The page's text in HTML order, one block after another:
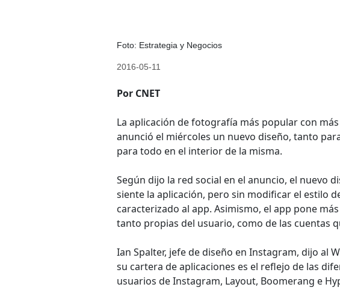
Foto: Estrategia y Negocios
2016-05-11
Por CNET
La aplicación de fotografía más popular con
anunció el miércoles un nuevo diseño, tanto
para todo en el interior de la misma.
Según dijo la red social en el anuncio, el nuevo
siente la aplicación, pero sin modificar el estilo
caracterizado al app. Asimismo, el app pone
tanto propias del usuario, como de las cuentas
Ian Spalter, jefe de diseño en Instagram, dijo al
su cartera de aplicaciones es el reflejo de las
usuarios de Instagram, Layout, Boomerang e